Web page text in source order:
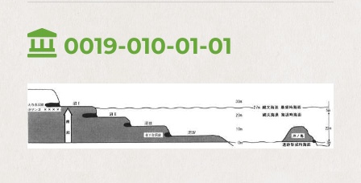
0019-010-01-01